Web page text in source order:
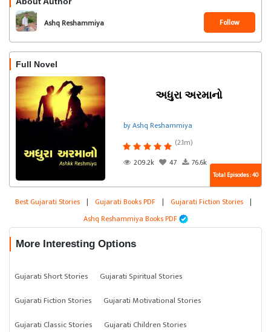
Ashq Reshammiya Follow
Full Novel
અધુરા અરમાનો
by Ashq Reshammiya
(2.1m)
209.2k
47 76.6k
Total Episodes : 40
Best Gujarati Stories | Gujarati Books PDF | Gujarati Fiction Stories |
Ashq Reshammiya Books PDF
More Interesting Options
Gujarati Short Stories
Gujarati Spiritual Stories
Gujarati Fiction Stories
Gujarati Motivational Stories
Gujarati Classic Stories
Gujarati Children Stories